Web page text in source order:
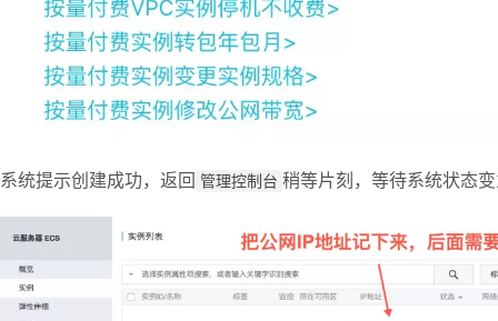
系统提示创建成功，返回 管理控制台 稍等片刻，等待系统状态